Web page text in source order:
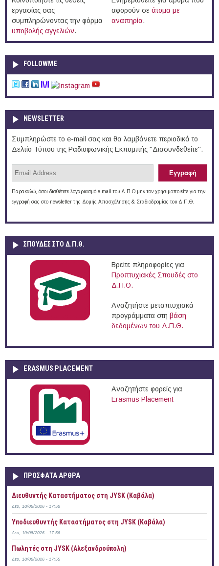
εργασίας σας
συμπληρώνοντας την φόρμα
υποβολής αγγελιών.
αφορούν σε άτομα με
αναπηρία.
FOLLOWME
NEWSLETTER
Συμπληρώστε το e-mail σας και θα λαμβάνετε περιοδικά το
Δελτίο Τύπου της Ραδιοφωνικής Εκπομπής "Διασυνδεθείτε".
Παρακαλώ, όσοι διαθέτετε λογαριασμό e-mail του Δ.Π.Θ μην τον χρησιμοποιείτε για την
εγγραφή σας στο newsletter της Δομής Απασχόλησης & Σταδιοδρομίας του Δ.Π.Θ.
ΣΠΟΥΔΈΣ ΣΤΟ Δ.Π.Θ.
Βρείτε πληροφορίες για
Προπτυχιακές Σπουδές στο
Δ.Π.Θ.
Αναζητήστε μεταπτυχιακά
προγράμματα στη βάση
δεδομένων του Δ.Π.Θ.
ERASMUS PLACEMENT
Αναζητήστε φορείς για
Erasmus Placement
ΠΡOΣΦΑΤΑ AΡΘΡΑ
Διευθυντής Καταστήματος στη JYSK (Καβάλα)
Δευ, 10/08/2026 - 17:58
Υποδιευθυντής Καταστήματος στη JYSK (Καβάλα)
Δευ, 10/08/2026 - 17:56
Πωλητές στη JYSK (Αλεξανδρούπολη)
Δευ, 10/08/2026 - 17:55